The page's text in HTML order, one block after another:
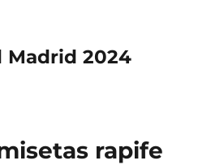
Madrid 2024
rapife